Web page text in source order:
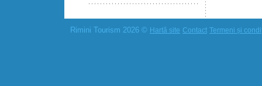
Rimini Tourism 2026 © Hartă site Contact Termeni și